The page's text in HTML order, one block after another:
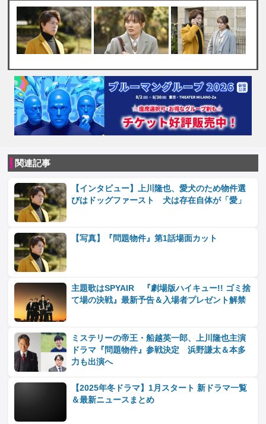
関連記事
【インタビュー】上川隆也、愛犬のため物件選
びはドッグファースト 犬は存在自体が「愛」
【写真】『問題物件』第1話場面カット
主題歌はSPYAIR 『劇場版ハイキュー!! ゴミ捨
て場の決戦』最新予告＆入場者プレゼント解禁
ミステリーの帝王・船越英一郎、上川隆也主演
ドラマ『問題物件』参戦決定 浜野謙太＆本多
力も出演へ
【2025年冬ドラマ】1月スタート 新ドラマ一覧
＆最新ニュースまとめ